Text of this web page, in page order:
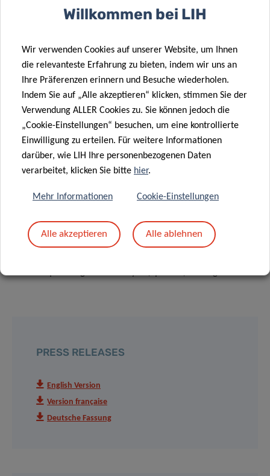
TSI und stellvertretender Leiter des DoCR.
Finanzierung und Kooperationen
Diese Studie wurde durch zahlreiche internationale und
nationale Förderungen unterstützt, darunter Förderungen
von FNRS-Télévie, dem Luxembourg National Research
Fund (FNR), der Fondation Cancer und dem Plooschter
Projet. Sie wurde in Zusammenarbeit mit demDeutsche
Krebsforschungszentrum(DKFZ) (Deutschland), der
Universität Heidelberg (Deutschland), dem
European Molecular Biology Laboratory (EMBL)
(Deutschland), RareCyte (USA), der Universität Würzburg
PRESS RELEASES
English Version
Version française
Deutsche Fassung
Willkommen bei LIH
Wir verwenden Cookies auf unserer Website, um Ihnen
die relevanteste Erfahrung zu bieten, indem wir uns an
Ihre Präferenzen erinnern und Besuche wiederholen.
Indem Sie auf „Alle akzeptieren“ klicken, stimmen Sie der
Verwendung ALLER Cookies zu. Sie können jedoch die
„Cookie-Einstellungen“ besuchen, um eine kontrollierte
Einwilligung zu erteilen. Für weitere Informationen
darüber, wie LIH Ihre personenbezogenen Daten
verarbeitet, klicken Sie bitte hier.
Mehr Informationen Cookie-Einstellungen
Alle akzeptieren Alle ablehnen